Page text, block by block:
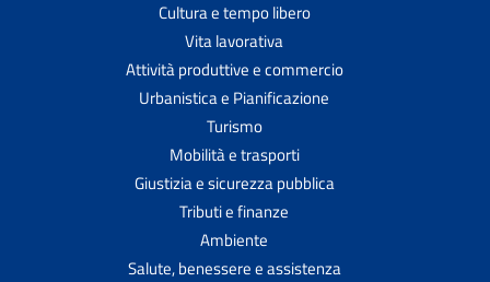
Cultura e tempo libero
Vita lavorativa
Attività produttive e commercio
Urbanistica e Pianificazione
Turismo
Mobilità e trasporti
Giustizia e sicurezza pubblica
Tributi e finanze
Ambiente
Salute, benessere e assistenza